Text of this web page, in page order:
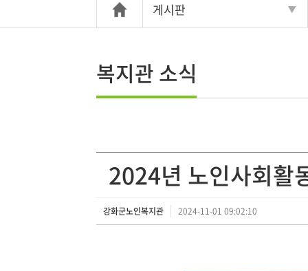
게시판
복지관 소식
2024년 노인사회활
강화군노인복지관 2024-11-01 09:02:10